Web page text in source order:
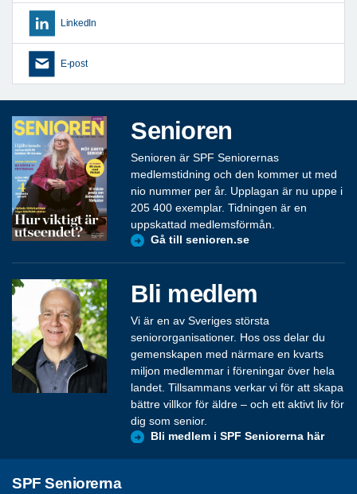
LinkedIn
E-post
Senioren
Senioren är SPF Seniorernas
medlemstidning och den kommer ut med
nio nummer per år. Upplagan är nu uppe i
205 400 exemplar. Tidningen är en
uppskattad medlemsförmån.
Gå till senioren.se
Bli medlem
Vi är en av Sveriges största
seniororganisationer. Hos oss delar du
gemenskapen med närmare en kvarts
miljon medlemmar i föreningar över hela
landet. Tillsammans verkar vi för att skapa
bättre villkor för äldre – och ett aktivt liv för
dig som senior.
Bli medlem i SPF Seniorerna här
SPF Seniorerna